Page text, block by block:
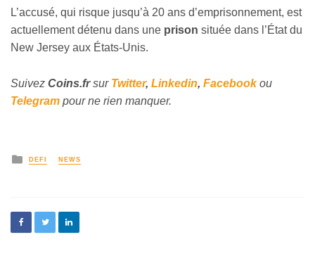
L’accusé, qui risque jusqu’à 20 ans d’emprisonnement, est
actuellement détenu dans une prison située dans l’État du
New Jersey aux États-Unis.
Suivez Coins.frsur Twitter, Linkedin, Facebookou
Telegram pour ne rien manquer.
DEFI NEWS